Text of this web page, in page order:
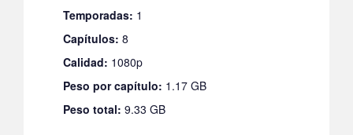
Temporadas: 1
Capítulos: 8
Calidad: 1080p
Peso por capítulo: 1.17 GB
Peso total: 9.33 GB